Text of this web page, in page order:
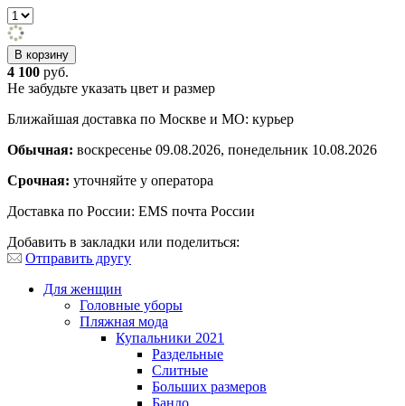
4 100 руб.
Не забудьте указать цвет и размер
Ближайшая доставка по Москве и МО: курьер
Обычная: воскресенье 09.08.2026, понедельник 10.08.2026
Срочная: уточняйте у оператора
Доставка по России: EMS почта России
Добавить в закладки или поделиться:
Отправить другу
Для женщин
Головные уборы
Пляжная мода
Купальники 2021
Раздельные
Слитные
Больших размеров
Бандо